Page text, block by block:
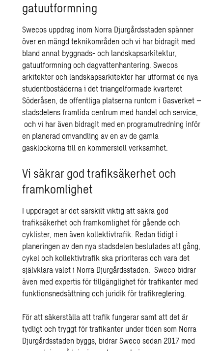
gatuutformning
Swecos uppdrag inom Norra Djurgårdsstaden spänner
över en mängd teknikområden och vi har bidragit med
bland annat byggnads- och landskapsarkitektur,
gatuutformning och dagvattenhantering. Swecos
arkitekter och landskapsarkitekter har utformat de nya
studentbostäderna i det triangelformade kvarteret
Söderåsen, de offentliga platserna runtom i Gasverket –
stadsdelens framtida centrum med handel och service,
och vi har även bidragit med en programutredning inför
en planerad omvandling av en av de gamla
gasklockorna till en kommersiell verksamhet.
Vi säkrar god trafiksäkerhet och
framkomlighet
I uppdraget är det särskilt viktig att säkra god
trafiksäkerhet och framkomlighet för gående och
cyklister, men även kollektivtrafik. Redan tidigt i
planeringen av den nya stadsdelen beslutades att gång,
cykel och kollektivtrafik ska prioriteras och vara det
självklara valet i Norra Djurgårdsstaden. Sweco bidrar
även med expertis för tillgänglighet för trafikanter med
funktionsnedsättning och juridik för trafikreglering.
För att säkerställa att trafik fungerar samt att det är
tydligt och tryggt för trafikanter under tiden som Norra
Djurgårdsstaden byggs, bidrar Sweco sedan 2017 med